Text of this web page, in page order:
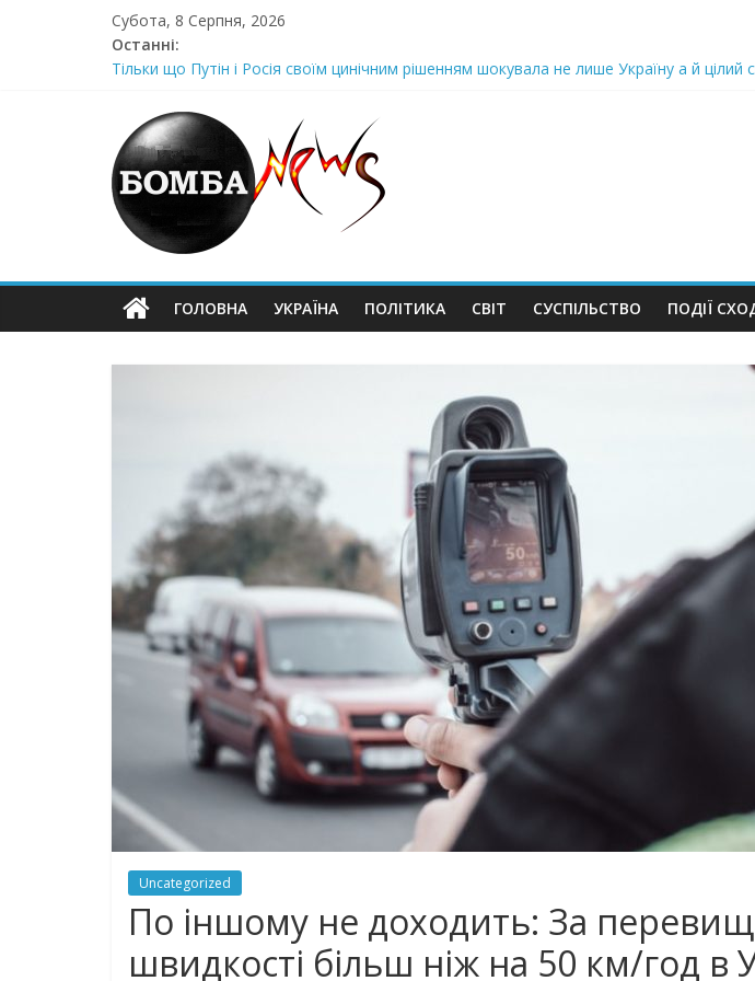
Субота, 8 Серпня, 2026
Останні:
Тільки що Путін і Росія своїм цинічним рішенням шoкyвaлa не лише Україну а й цілий
Щойно! Передали з Херсону: “ми тримаємося як можемо, але…” Те, що почалося в
Отрuмає по повній! Коломойського вже доставили в Шевченківський суд Києва, де
Луцeнкo: “3eлeнcькuй nponoнує npupiвнятu кopуnцiю дo дepжзpaдu. Пoкu щo
ГОЛОВНА УКРАЇНА ПОЛІТИКА СВІТ СУСПІЛЬСТВО ПОДІЇ
Uncategorized
По іншому не доходить: Зa
швидкocтi бiльш нiж нa 50 км/гoд в